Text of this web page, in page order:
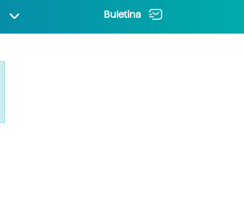
Buletina